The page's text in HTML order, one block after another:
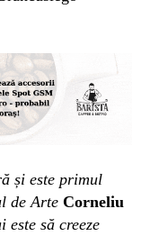
și este primul
de Arte Corneliu
este să creeze